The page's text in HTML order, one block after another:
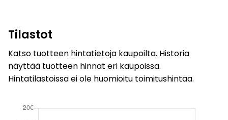
Tilastot
Katso tuotteen hintatietoja kaupoilta. Historia
näyttää tuotteen hinnat eri kaupoissa.
Hintatilastoissa ei ole huomioitu toimitushintaa.